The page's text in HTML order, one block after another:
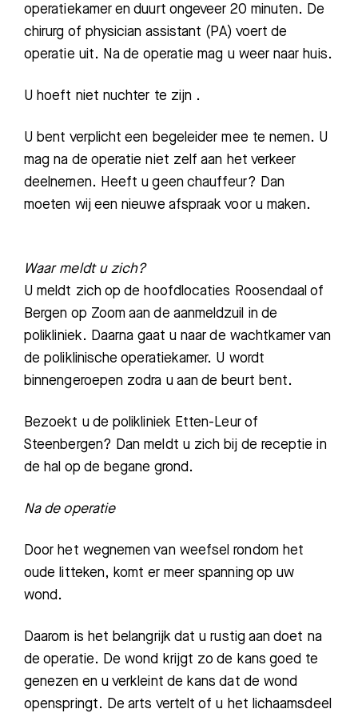
operatiekamer en duurt ongeveer 20 minuten. De
chirurg of physician assistant (PA) voert de
operatie uit. Na de operatie mag u weer naar huis.
U hoeft niet nuchter te zijn .
U bent verplicht een begeleider mee te nemen. U
mag na de operatie niet zelf aan het verkeer
deelnemen. Heeft u geen chauffeur? Dan
moeten wij een nieuwe afspraak voor u maken.
Waar meldt u zich?
U meldt zich op de hoofdlocaties Roosendaal of
Bergen op Zoom aan de aanmeldzuil in de
polikliniek. Daarna gaat u naar de wachtkamer van
de poliklinische operatiekamer. U wordt
binnengeroepen zodra u aan de beurt bent.
Bezoekt u de polikliniek Etten-Leur of
Steenbergen? Dan meldt u zich bij de receptie in
de hal op de begane grond.
Na de operatie
Door het wegnemen van weefsel rondom het
oude litteken, komt er meer spanning op uw
wond.
Daarom is het belangrijk dat u rustig aan doet na
de operatie. De wond krijgt zo de kans goed te
genezen en u verkleint de kans dat de wond
openspringt. De arts vertelt of u het lichaamsdeel